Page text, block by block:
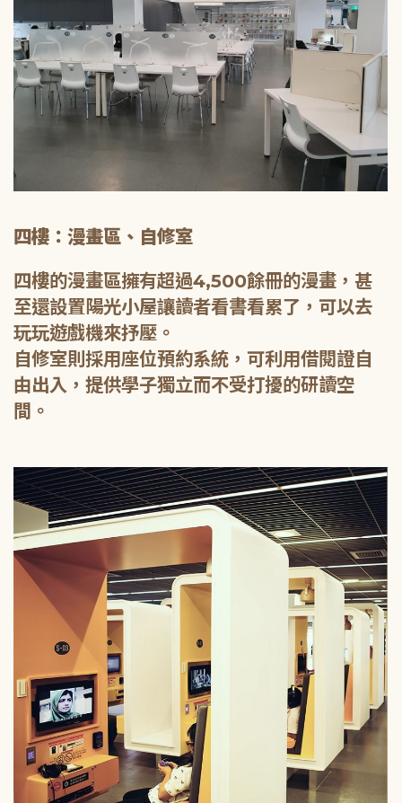
四樓：漫畫區、自修室
四樓的漫畫區擁有超過4,500餘冊的漫畫，甚
至還設置陽光小屋讓讀者看書看累了，可以去
玩玩遊戲機來抒壓。
自修室則採用座位預約系統，可利用借閱證自
由出入，提供學子獨立而不受打擾的研讀空
間。